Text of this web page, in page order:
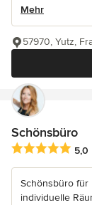
Mehr
57970, Yutz,
Schönsbüro
5,0
Schönsbüro für
individuelle